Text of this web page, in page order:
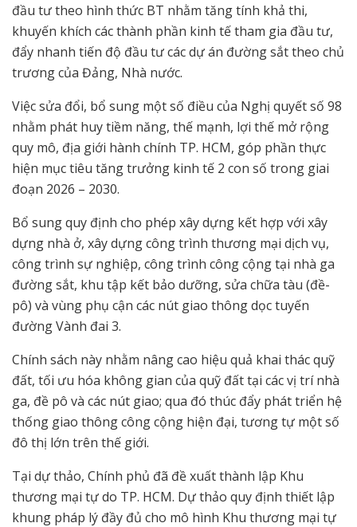
đầu tư theo hình thức BT nhằm tăng tính khả thi,
khuyến khích các thành phần kinh tế tham gia đầu tư,
đẩy nhanh tiến độ đầu tư các dự án đường sắt theo chủ
trương của Đảng, Nhà nước.
Việc sửa đổi, bổ sung một số điều của Nghị quyết số 98
nhằm phát huy tiềm năng, thế mạnh, lợi thế mở rộng
quy mô, địa giới hành chính TP. HCM, góp phần thực
hiện mục tiêu tăng trưởng kinh tế 2 con số trong giai
đoạn 2026 – 2030.
Bổ sung quy định cho phép xây dựng kết hợp với xây
dựng nhà ở, xây dựng công trình thương mại dịch vụ,
công trình sự nghiệp, công trình công cộng tại nhà ga
đường sắt, khu tập kết bảo dưỡng, sửa chữa tàu (đề-
pô) và vùng phụ cận các nút giao thông dọc tuyến
đường Vành đai 3.
Chính sách này nhằm nâng cao hiệu quả khai thác quỹ
đất, tối ưu hóa không gian của quỹ đất tại các vị trí nhà
ga, đề pô và các nút giao; qua đó thúc đẩy phát triển hệ
thống giao thông công cộng hiện đại, tương tự một số
đô thị lớn trên thế giới.
Tại dự thảo, Chính phủ đã đề xuất thành lập Khu
thương mại tự do TP. HCM. Dự thảo quy định thiết lập
khung pháp lý đầy đủ cho mô hình Khu thương mại tự